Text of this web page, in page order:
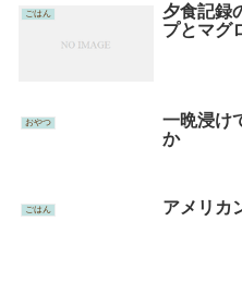
ごはん
夕食記録
プとマグ
おやつ
一晩浸け
か
ごはん アメリカ